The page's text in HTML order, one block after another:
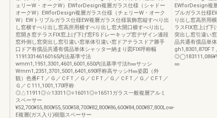
ェリーW・オークW）EWforDesign複層ガラス仕様（シャドー
オークW）EWforDesign複層ガラス仕様（チェリーW・オーク
W）EWトリプルガラス仕様EW複層ガラス仕様装飾窓縦すべり出
し窓横すべり出し窓高所用横すべり出し窓大開口横すべり出し
窓開き窓テラスFIX窓上げ下げ窓FSドレーキップ窓デザイン連段
窓外倒し窓突出し窓引違い窓単体引違い窓ドアテラスドア勝手
口ドア有償品共通有償品単体シャッター納まり図FIX呼称幅
119133146160165内法基準寸法
wmm1,1951,3301,4601,6001,650内法基準寸法h㎜サッシ
Wmm1,2351,3701,5001,6401,690呼称高サッシH㎜姿図（外
観）色番FＴ／Ｇ／ＣFＴ／Ｇ／ＣFＴ／Ｇ／ＣFＴ／Ｇ／ＣFＴ／
Ｇ／Ｃ111,1001,170呼称
◎△11911◎☆13311◎○16011◎○16511ガラス一般複層アルミ
スペーサー
¥52,700¥55,800¥55,500¥58,700¥82,800¥86,600¥84,000¥87,800Low-
E複層(ガス入り)樹脂スペーサー
EWforDesign複
プルガラス仕様
り出し窓高所用
ラスFIX窓上げ下
突出し窓引違い
品共通有償品単
gh1,8301,870F
㎜